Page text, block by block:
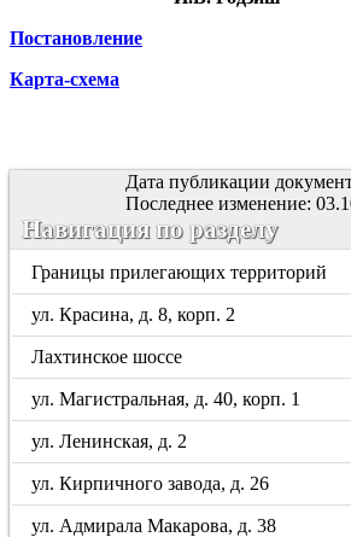
Постановление
Карта-схема
Дата публикации
Последнее изменение:
Навигация по разделу
Границы прилегающих территорий
ул. Красина, д. 8, корп. 2
Лахтинское шоссе
ул. Магистральная, д. 40, корп. 1
ул. Ленинская, д. 2
ул. Кирпичного завода, д. 26
ул. Адмирала Макарова, д. 38